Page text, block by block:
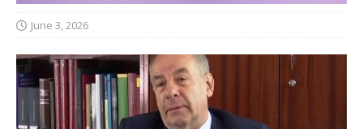
June 3, 2026